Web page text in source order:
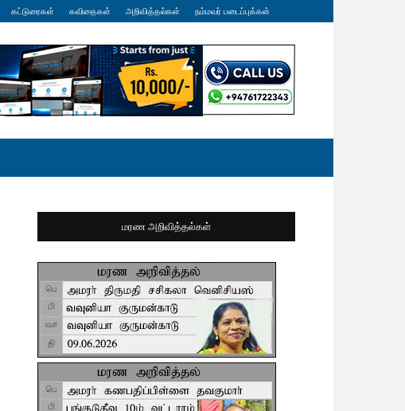
கட்டுரைகள் கவிதைகள் அறிவித்தல்கள் நம்மவர் படைப்புக்கள்
மரண அறிவித்தல்கள்